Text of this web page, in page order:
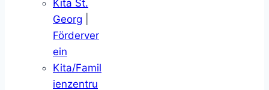
Kita St.
Georg
Förderver
ein
Kita/Famil
ienzentru